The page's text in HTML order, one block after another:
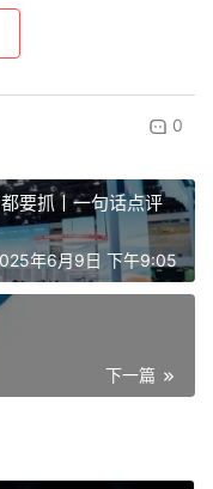
0
要抓丨一句话点评
年6月9日 下午9:05
下一篇